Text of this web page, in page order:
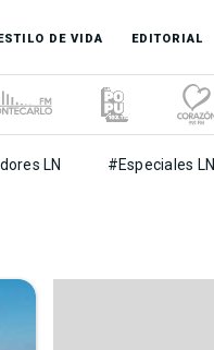
DE VIDA EDITORIAL
LN #Especiales LN